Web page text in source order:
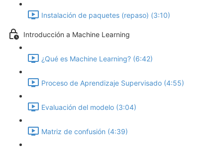
Instalación de paquetes (repaso) (3:10)
Introducción a Machine Learning
¿Qué es Machine Learning? (6:42)
Proceso de Aprendizaje Supervisado (4:55)
Evaluación del modelo (3:04)
Matriz de confusión (4:39)